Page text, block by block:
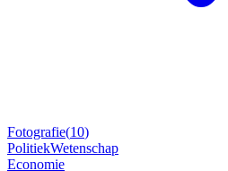
Fotografie(10)
PolitiekWetenschap
Economie